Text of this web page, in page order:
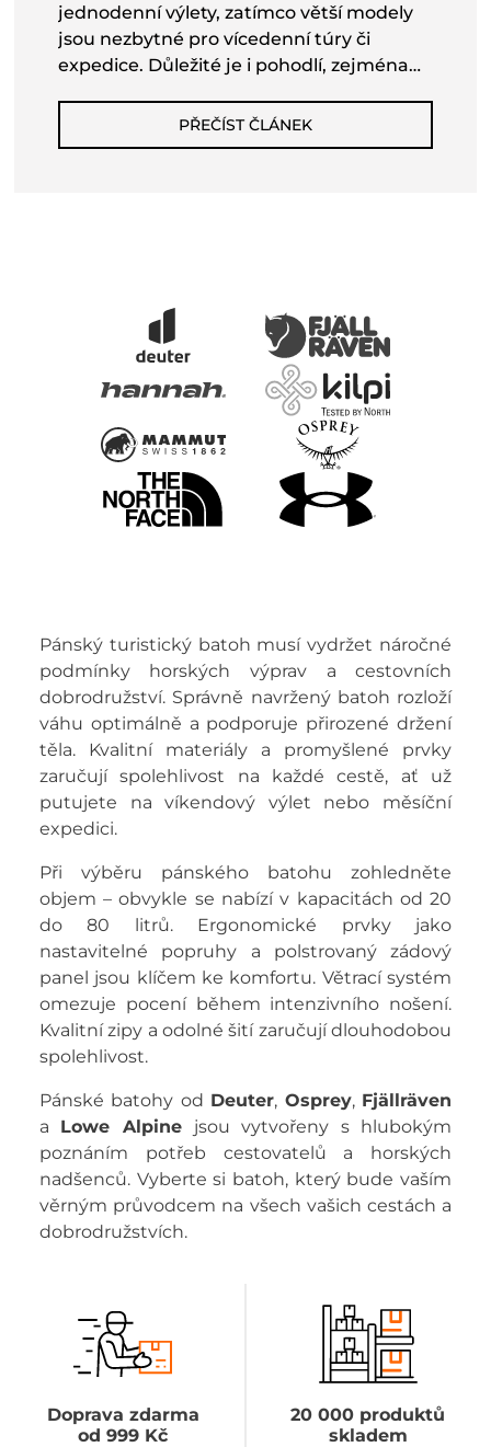
jednodenní výlety, zatímco větší modely
jsou nezbytné pro vícedenní túry či
expedice. Důležité je i pohodlí, zejména
kvalitní bederní pás. Nosné a zádové
systémy musí být pevné, odolné a lehké
PŘEČÍST ČLÁNEK
Pánský turistický batoh musí vydržet náročné
podmínky horských výprav a cestovních
dobrodružství. Správně navržený batoh rozloží
váhu optimálně a podporuje přirozené držení
těla. Kvalitní materiály a promyšlené prvky
zaručují spolehlivost na každé cestě, ať už
putujete na víkendový výlet nebo měsíční
expedici.
Při výběru pánského batohu zohledněte
objem – obvykle se nabízí v kapacitách od 20
do 80 litrů. Ergonomické prvky jako
nastavitelné popruhy a polstrovaný zádový
panel jsou klíčem ke komfortu. Větrací systém
omezuje pocení během intenzivního nošení.
Kvalitní zipy a odolné šití zaručují dlouhodobou
spolehlivost.
Pánské batohy od Deuter, Osprey, Fjällräven
a Lowe Alpinejsou vytvořeny s hlubokým
poznáním potřeb cestovatelů a horských
nadšenců. Vyberte si batoh, který bude vaším
věrným průvodcem na všech vašich cestách a
dobrodružstvích.
Doprava zdarma
od 999 Kč
20 000 produktů
skladem